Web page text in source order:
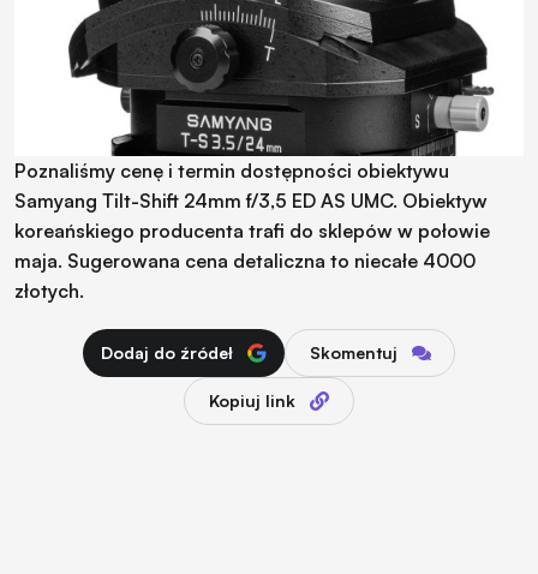
Poznaliśmy cenę i termin dostępności obiektywu
Samyang Tilt-Shift 24mm f/3,5 ED AS UMC. Obiektyw
koreańskiego producenta trafi do sklepów w połowie
maja. Sugerowana cena detaliczna to niecałe 4000
złotych.
Dodaj do źródeł Skomentuj
Kopiuj link